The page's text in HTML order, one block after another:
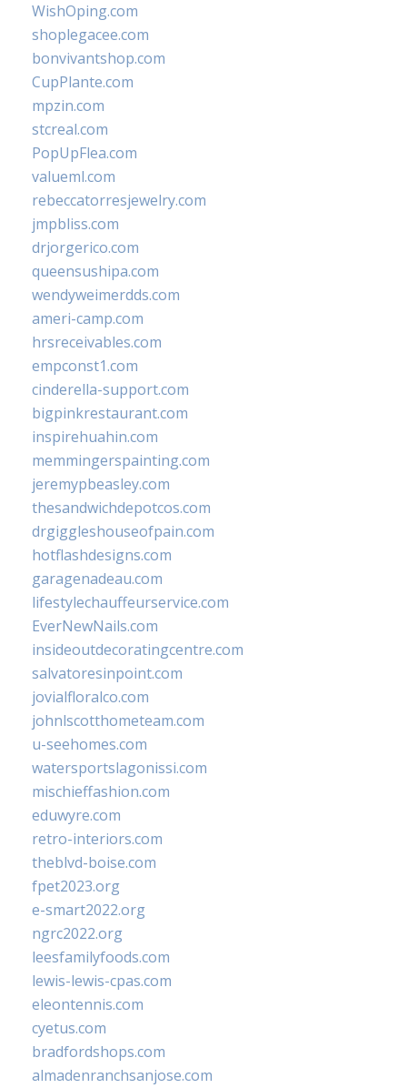
WishOping.com
shoplegacee.com
bonvivantshop.com
CupPlante.com
mpzin.com
stcreal.com
PopUpFlea.com
valueml.com
rebeccatorresjewelry.com
jmpbliss.com
drjorgerico.com
queensushipa.com
wendyweimerdds.com
ameri-camp.com
hrsreceivables.com
empconst1.com
cinderella-support.com
bigpinkrestaurant.com
inspirehuahin.com
memmingerspainting.com
jeremypbeasley.com
thesandwichdepotcos.com
drgiggleshouseofpain.com
hotflashdesigns.com
garagenadeau.com
lifestylechauffeurservice.com
EverNewNails.com
insideoutdecoratingcentre.com
salvatoresinpoint.com
jovialfloralco.com
johnlscotthometeam.com
u-seehomes.com
watersportslagonissi.com
mischieffashion.com
eduwyre.com
retro-interiors.com
theblvd-boise.com
fpet2023.org
e-smart2022.org
ngrc2022.org
leesfamilyfoods.com
lewis-lewis-cpas.com
eleontennis.com
cyetus.com
bradfordshops.com
almadenranchsanjose.com